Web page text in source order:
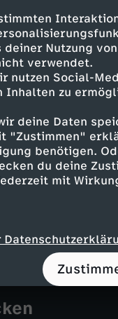
Nutzung
verwendet.
nutzen Social-
Inhalten zu
deine Daten
benötigen.
du deine
mit
Rose
Kardinal
erinnert an
das an den
Rosenberg
und hielt
und Roma